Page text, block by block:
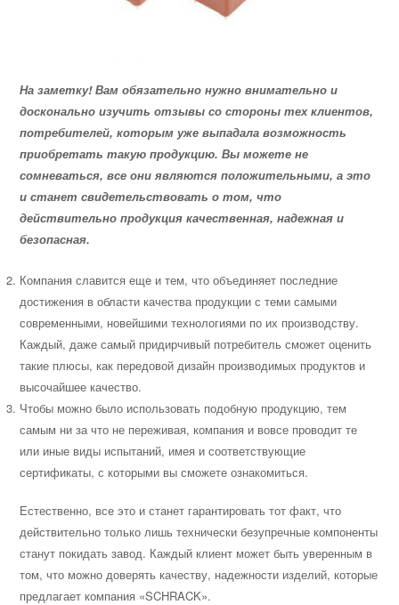
На заметку! Вам обязательно нужно внимательно и
досконально изучить отзывы со стороны тех клиентов,
потребителей, которым уже выпадала возможность
приобретать такую продукцию. Вы можете не
сомневаться, все они являются положительными, а это
и станет свидетельствовать о том, что
действительно продукция качественная, надежная и
безопасная.
Компания славится еще и тем, что объединяет последние
достижения в области качества продукции с теми самыми
современными, новейшими технологиями по их производству.
Каждый, даже самый придирчивый потребитель сможет оценить
такие плюсы, как передовой дизайн производимых продуктов и
высочайшее качество.
Чтобы можно было использовать подобную продукцию, тем
самым ни за что не переживая, компания и вовсе проводит те
или иные виды испытаний, имея и соответствующие
сертификаты, с которыми вы сможете ознакомиться.
Естественно, все это и станет гарантировать тот факт, что
действительно только лишь технически безупречные компоненты
станут покидать завод. Каждый клиент может быть уверенным в
том, что можно доверять качеству, надежности изделий, которые
предлагает компания «SCHRACK».